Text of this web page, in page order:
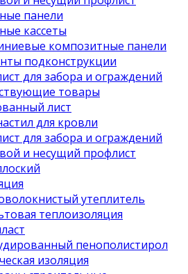
панели
кассеты
композитные панели
подконструкции
для забора и ограждений
товары
лист
для кровли
для забора и ограждений
и несущий профлист
утеплитель
теплоизоляция
пенополистирол
изоляция